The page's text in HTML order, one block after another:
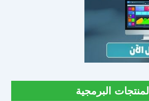
المنتجات البرمجية